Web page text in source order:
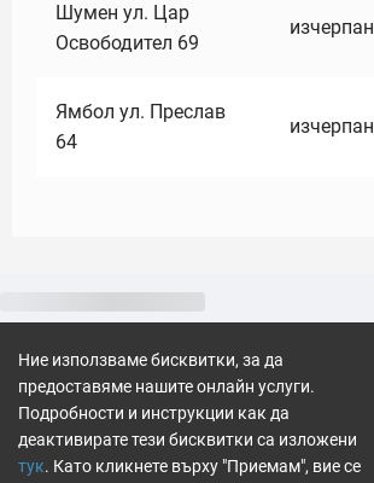
Шумен ул. Цар
Освободител 69
изчерпан
Ямбол ул. Преслав
64
изчерпан
Ние използваме бисквитки, за да
предоставяме нашите онлайн услуги.
Подробности и инструкции как да
деактивирате тези бисквитки са изложени
тук. Като кликнете върху "Приемам", вие се